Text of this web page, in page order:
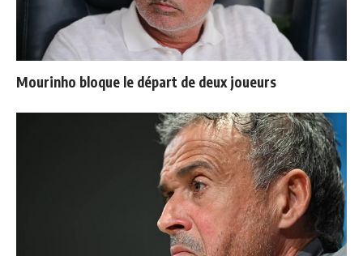
Mourinho bloque le départ de deux joueurs